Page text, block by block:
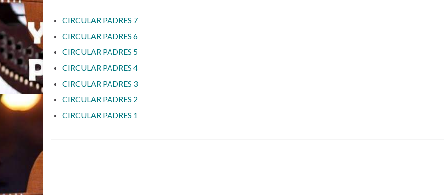
CIRCULAR PADRES 7
CIRCULAR PADRES 6
CIRCULAR PADRES 5
CIRCULAR PADRES 4
CIRCULAR PADRES 3
CIRCULAR PADRES 2
CIRCULAR PADRES 1